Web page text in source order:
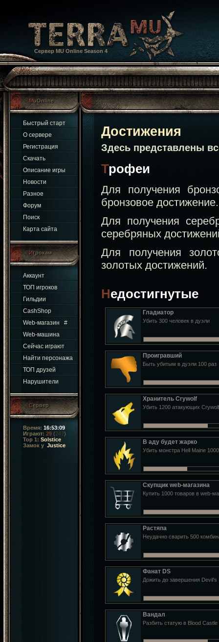
Сервер MU Online Season 4
MuOnline
Быстрый старт
О сервере
Регистрация
Скачать
Описание игры
Новости
Разное
Форум
Поиск
Карта сайта
Игрокам
Аккаунт
ТОП игроков
Гильдии
CashShop
Web-магазин
#
Web-машина
Сейчас играют
Найти персонажа
ТОП друзей
Нарушители
Сервер
Время: 16:53:09
Играют: 29 (247)
Top 1: Solstice
Замок у Justice
Достижения
Здесь представлены
Трофеи
Для получения
бронзовое достижение.
Для получения
серебряных
Для получения
золотых достижений.
Недостигнутые
Гладиатор
Убить 300 человек в дуэли
Проигравший
Быть убитым в дуэли 100 раз
Хранитель Crywolf
Убить 1200 атакующих Crywolf
В аду будет жарко
Убить монстра Hell Maine
Скупщик web-магазина
Купить 1000 товаров в web-
Растяпа
Неудачно сварить 500
Фанат DS
Дожить до завершения Devil's
Вандал
Разбить статую в Blood Castle